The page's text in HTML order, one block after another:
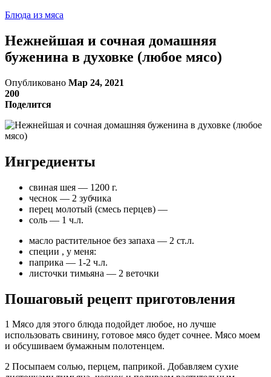
Блюда из мяса
Нежнейшая и сочная домашняя
буженина в духовке (любое мясо)
Опубликовано Мар 24, 2021
200
Поделится
Ингредиенты
свиная шея — 1200 г.
чеснок — 2 зубчика
перец молотый (смесь перцев) —
соль — 1 ч.л.
масло растительное без запаха — 2 ст.л.
специи , у меня:
паприка — 1-2 ч.л.
листочки тимьяна — 2 веточки
Пошаговый рецепт приготовления
1 Мясо для этого блюда подойдет любое, но лучше
использовать свинину, готовое мясо будет сочнее. Мясо моем
и обсушиваем бумажным полотенцем.
2 Посыпаем солью, перцем, паприкой. Добавляем сухие